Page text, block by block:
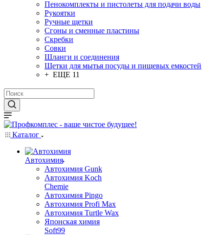
Пенокомплекты и пистолеты для подачи воды
Рукоятки
Ручные щетки
Сгоны и сменные пластины
Скребки
Совки
Шланги и соединения
Щетки для мытья посуды и пищевых емкостей
+ ЕЩЕ 11
Каталог
Автохимия
Автохимия Gunk
Автохимия Koch
Chemie
Автохимия Pingo
Автохимия Profi Max
Автохимия Turtle Wax
Японская химия
Soft99